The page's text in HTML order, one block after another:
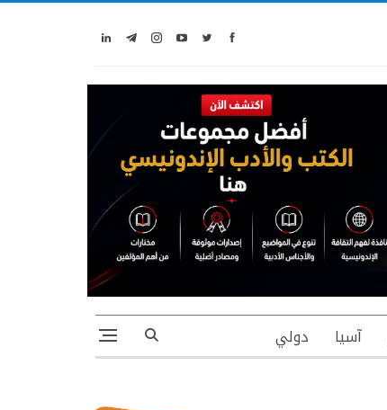
آسيا دولي